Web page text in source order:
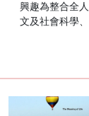
興趣為整合全
文及社會科學